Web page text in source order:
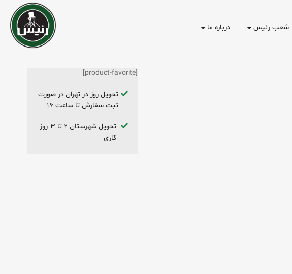
شعب رئیس درباره ما
[product-favorite]
تحویل روز در تهران در صورت
ثبت سفارش تا ساعت ۱۶
تحویل شهرستان ۲ تا ۳ روز
کاری